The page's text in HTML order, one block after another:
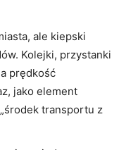
ale kiepski
Kolejki, przystanki
prędkość
jako element
transportu z